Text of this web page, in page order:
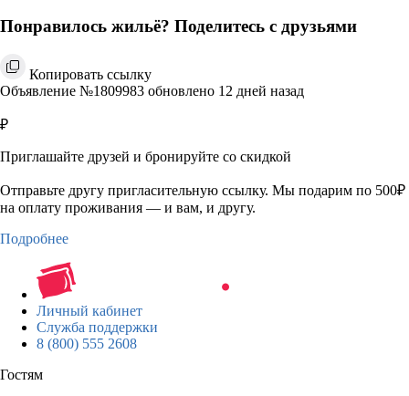
Понравилось жильё? Поделитесь с друзьями
Копировать ссылку
Объявление №1809983 обновлено 12 дней назад
₽
Приглашайте друзей и бронируйте со скидкой
Отправьте другу пригласительную ссылку. Мы подарим по 500₽
на оплату проживания — и вам, и другу.
Подробнее
Личный кабинет
Служба поддержки
8 (800) 555 2608
Гостям